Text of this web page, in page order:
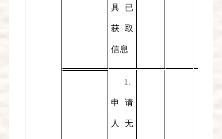
具已
获取
信息
1.
申请
人无